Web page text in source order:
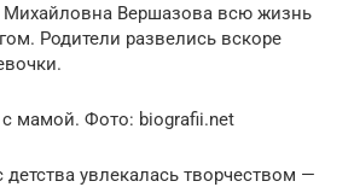
Михайловна Вершазова всю жизнь
Родители развелись вскоре
мамой. Фото: biografii.net
детства увлекалась творчеством —